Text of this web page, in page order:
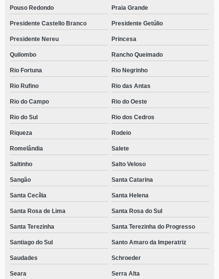
Pouso Redondo Praia Grande
Presidente Castello Branco Presidente Getúlio
Presidente Nereu Princesa
Quilombo Rancho Queimado
Rio Fortuna Rio Negrinho
Rio Rufino Rio das Antas
Rio do Campo Rio do Oeste
Rio do Sul Rio dos Cedros
Riqueza Rodeio
Romelândia Salete
Saltinho Salto Veloso
Sangão Santa Catarina
Santa Cecília Santa Helena
Santa Rosa de Lima Santa Rosa do Sul
Santa Terezinha Santa Terezinha do Progresso
Santiago do Sul Santo Amaro da Imperatriz
Saudades Schroeder
Seara Serra Alta